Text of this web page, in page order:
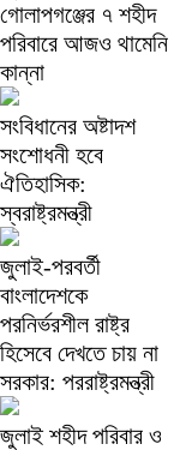
গোলাপগঞ্জের ৭ শহীদ
পরিবারে আজও থামেনি
কান্না
সংবিধানের অষ্টাদশ
সংশোধনী হবে
ঐতিহাসিক:
স্বরাষ্ট্রমন্ত্রী
জুলাই-পরবর্তী
বাংলাদেশকে
পরনির্ভরশীল রাষ্ট্র
হিসেবে দেখতে চায় না
সরকার: পররাষ্ট্রমন্ত্রী
জুলাই শহীদ পরিবার ও